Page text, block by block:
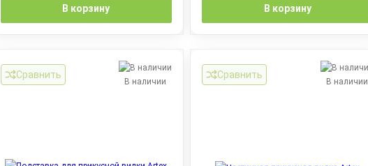
В корзину В корзину
Сравнить
В наличии
Сравнить
В наличии